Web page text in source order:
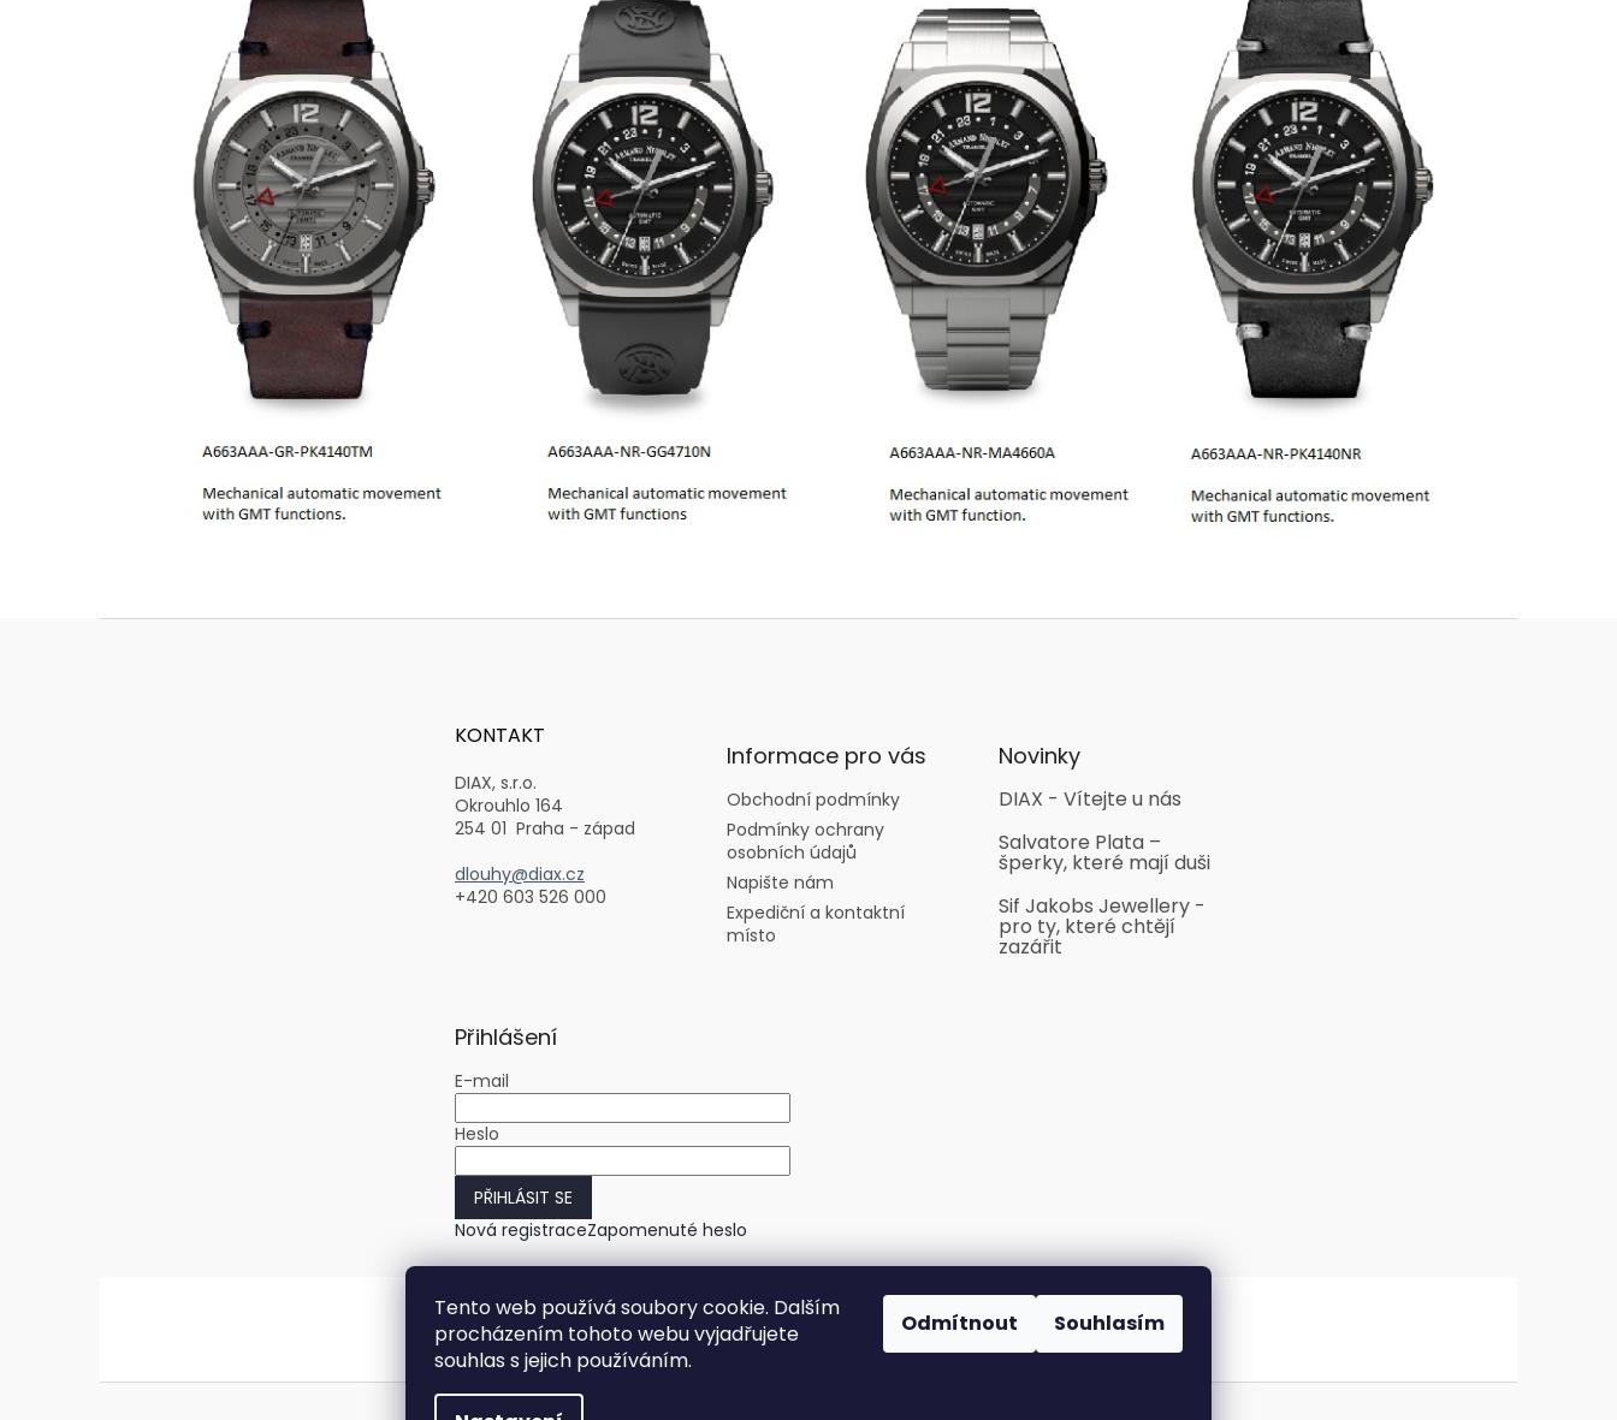
Tento web používá soubory cookie. Dalším
procházením tohoto webu vyjadřujete
souhlas s jejich používáním.
Odmítnout Souhlasím
KONTAKT
DIAX, s.r.o.
Okrouhlo 164
254 01 Praha - západ
dlouhy@diax.cz
+420 603 526 000
Informace pro vás
Obchodní podmínky
Podmínky ochrany
osobních údajů
Napište nám
Expediční a kontaktní
místo
Novinky
DIAX - Vítejte u nás
Salvatore Plata –
šperky, které mají duši
Sif Jakobs Jewellery -
pro ty, které chtějí
zazářit
Přihlášení
E-mail
Heslo
PŘIHLÁSIT SE
Nová registraceZapomenuté heslo